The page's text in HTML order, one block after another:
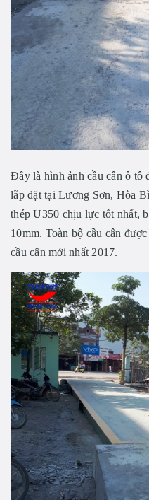
Đây là hình ảnh cầu cân ô tô
lắp đặt tại Lương Sơn, Hòa
thép U350 chịu lực tốt nhất,
10mm. Toàn bộ cầu cân
cầu cân mới nhất 2017.